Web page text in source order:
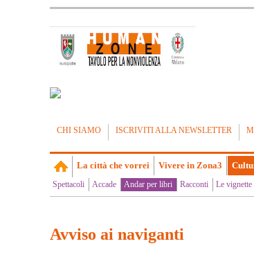
CHI SIAMO ISCRIVITI ALLA NEWSLETTER
La città che vorrei Vivere in Zona3
Spettacoli Accade Andar per libri Racconti Le vignette
Avviso ai naviganti